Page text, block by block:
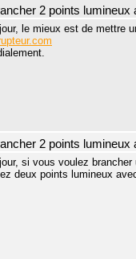
2 points
le mieux est de mettre
2 points
si vous voulez
deux points lumineux